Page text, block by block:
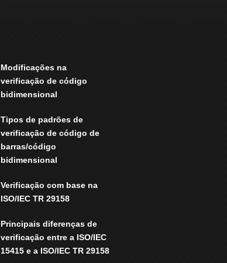
Modificações na
verificação de código
bidimensional
Tipos de padrões de
verificação de código de
barras/código
bidimensional
Verificação com base na
ISO/IEC TR 29158
Principais diferenças de
verificação entre a ISO/IEC
15415 e a ISO/IEC TR 29158